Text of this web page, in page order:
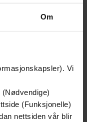
Om
Vi
(Funksjonelle)
nettsiden vår blir